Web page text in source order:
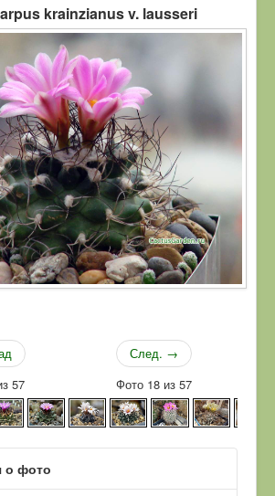
krainzianus v. lausseri
57
След. →
Фото 18 из 57
о фото